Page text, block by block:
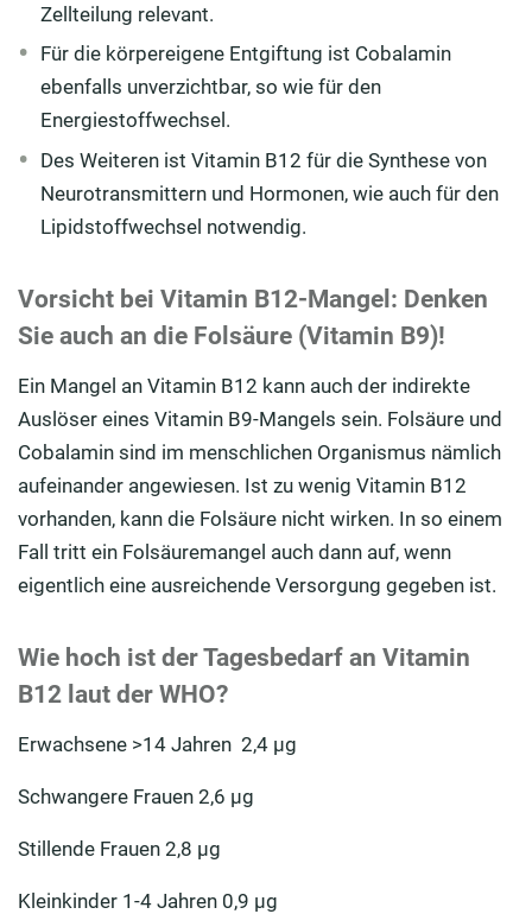
Zellteilung relevant.
Für die körpereigene Entgiftung ist Cobalamin
ebenfalls unverzichtbar, so wie für den
Energiestoffwechsel.
Des Weiteren ist Vitamin B12 für die Synthese von
Neurotransmittern und Hormonen, wie auch für den
Lipidstoffwechsel notwendig.
Vorsicht bei Vitamin B12-Mangel: Denken
Sie auch an die Folsäure (Vitamin B9)!
Ein Mangel an Vitamin B12 kann auch der indirekte
Auslöser eines Vitamin B9-Mangels sein. Folsäure und
Cobalamin sind im menschlichen Organismus nämlich
aufeinander angewiesen. Ist zu wenig Vitamin B12
vorhanden, kann die Folsäure nicht wirken. In so einem
Fall tritt ein Folsäuremangel auch dann auf, wenn
eigentlich eine ausreichende Versorgung gegeben ist.
Wie hoch ist der Tagesbedarf an Vitamin
B12 laut der WHO?
Erwachsene >14 Jahren 2,4 µg
Schwangere Frauen 2,6 µg
Stillende Frauen 2,8 µg
Kleinkinder 1-4 Jahren 0,9 µg